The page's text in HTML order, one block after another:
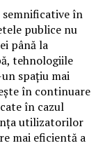
în
publice nu
până la
tehnologiile
spațiu mai
în continuare
în cazul
utilizatorilor
mai eficientă a